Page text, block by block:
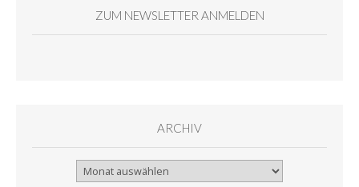
ZUM NEWSLETTER ANMELDEN
ARCHIV
Archiv